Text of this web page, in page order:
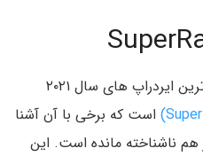
اولین موردی که در لیست بزرگ ترین ایردراپ های سال ۲۰۲۱
است که برخی با آن آشنا
هم ناشناخته مانده است. این